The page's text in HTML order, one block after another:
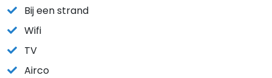
Bij een strand
Wifi
TV
Airco